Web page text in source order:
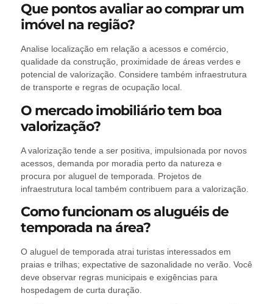
Que pontos avaliar ao comprar um
imóvel na região?
Analise localização em relação a acessos e comércio,
qualidade da construção, proximidade de áreas verdes e
potencial de valorização. Considere também infraestrutura
de transporte e regras de ocupação local.
O mercado imobiliário tem boa
valorização?
A valorização tende a ser positiva, impulsionada por novos
acessos, demanda por moradia perto da natureza e
procura por aluguel de temporada. Projetos de
infraestrutura local também contribuem para a valorização.
Como funcionam os aluguéis de
temporada na área?
O aluguel de temporada atrai turistas interessados em
praias e trilhas; expectative de sazonalidade no verão. Você
deve observar regras municipais e exigências para
hospedagem de curta duração.